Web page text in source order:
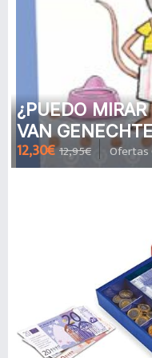
¿PUEDO
VAN
12,30€ 12,95€ Ofertas